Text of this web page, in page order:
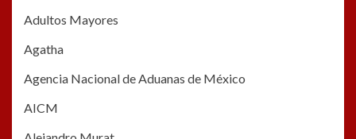
Adultos Mayores
Agatha
Agencia Nacional de Aduanas de México
AICM